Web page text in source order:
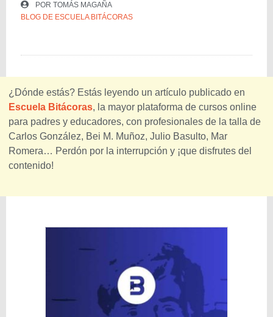
POR TOMÁS MAGAÑA
BLOG DE ESCUELA BITÁCORAS
¿Dónde estás? Estás leyendo un artículo publicado en
Escuela Bitácoras, la mayor plataforma de cursos online
para padres y educadores, con profesionales de la talla de
Carlos González, Bei M. Muñoz, Julio Basulto, Mar
Romera… Perdón por la interrupción y ¡que disfrutes del
contenido!